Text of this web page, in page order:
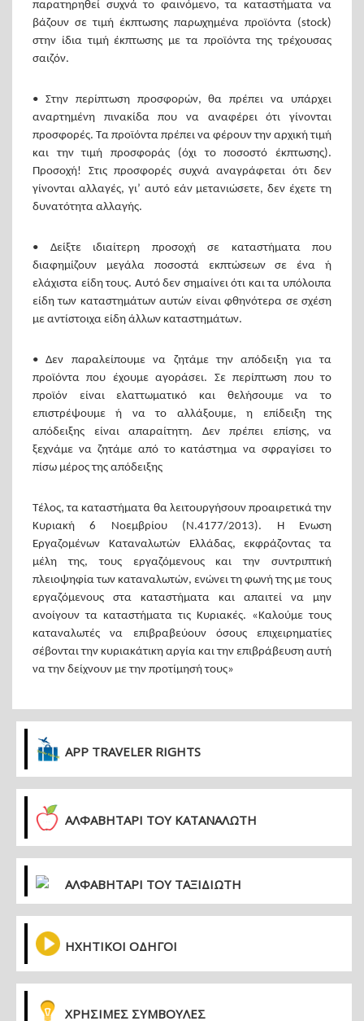
παρατηρηθεί συχνά το φαινόμενο, τα καταστήματα να
βάζουν σε τιμή έκπτωσης παρωχημένα προϊόντα (stock)
στην ίδια τιμή έκπτωσης με τα προϊόντα της τρέχουσας
σαιζόν.
• Στην περίπτωση προσφορών, θα πρέπει να υπάρχει
αναρτημένη πινακίδα που να αναφέρει ότι γίνονται
προσφορές. Τα προϊόντα πρέπει να φέρουν την αρχική τιμή
και την τιμή προσφοράς (όχι το ποσοστό έκπτωσης).
Προσοχή! Στις προσφορές συχνά αναγράφεται ότι δεν
γίνονται αλλαγές, γι’ αυτό εάν μετανιώσετε, δεν έχετε τη
δυνατότητα αλλαγής.
• Δείξτε ιδιαίτερη προσοχή σε καταστήματα που
διαφημίζουν μεγάλα ποσοστά εκπτώσεων σε ένα ή
ελάχιστα είδη τους. Αυτό δεν σημαίνει ότι και τα υπόλοιπα
είδη των καταστημάτων αυτών είναι φθηνότερα σε σχέση
με αντίστοιχα είδη άλλων καταστημάτων.
• Δεν παραλείπουμε να ζητάμε την απόδειξη για τα
προϊόντα που έχουμε αγοράσει. Σε περίπτωση που το
προϊόν είναι ελαττωματικό και θελήσουμε να το
επιστρέψουμε ή να το αλλάξουμε, η επίδειξη της
απόδειξης είναι απαραίτητη. Δεν πρέπει επίσης, να
ξεχνάμε να ζητάμε από το κατάστημα να σφραγίσει το
πίσω μέρος της απόδειξης
Τέλος, τα καταστήματα θα λειτουργήσουν προαιρετικά την
Κυριακή 6 Νοεμβρίου (Ν.4177/2013). Η Ένωση
Εργαζομένων Καταναλωτών Ελλάδας, εκφράζοντας τα
μέλη της, τους εργαζόμενους και την συντριπτική
πλειοψηφία των καταναλωτών, ενώνει τη φωνή της με τους
εργαζόμενους στα καταστήματα και απαιτεί να μην
ανοίγουν τα καταστήματα τις Κυριακές. «Καλούμε τους
καταναλωτές να επιβραβεύουν όσους επιχειρηματίες
σέβονται την κυριακάτικη αργία και την επιβράβευση αυτή
να την δείχνουν με την προτίμησή τους»
APP TRAVELER RIGHTS
ΑΛΦΑΒΗΤΑΡΙ ΤΟΥ ΚΑΤΑΝΑΛΩΤΗ
ΑΛΦΑΒΗΤΑΡΙ ΤΟΥ ΤΑΞΙΔΙΩΤΗ
ΗΧΗΤΙΚΟΙ ΟΔΗΓΟΙ
ΧΡΗΣΙΜΕΣ ΣΥΜΒΟΥΛΕΣ